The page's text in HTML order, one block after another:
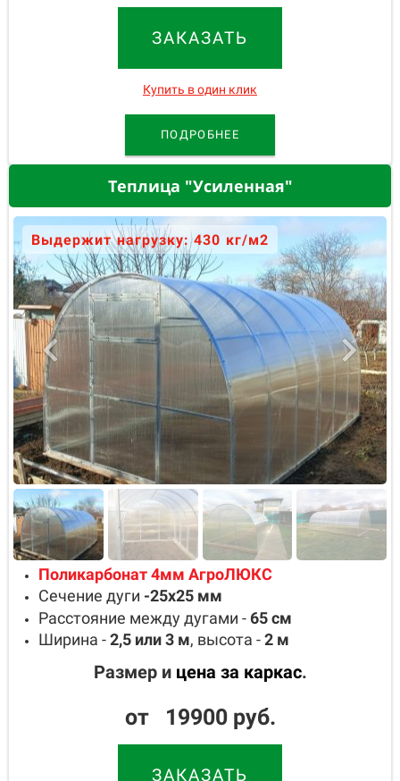
ЗАКАЗАТЬ
Купить в один клик
ПОДРОБНЕЕ
Теплица "Усиленная"
Выдержит нагрузку: 430 кг/м2
Поликарбонат 4мм АгроЛЮКС
Сечение дуги -25х25 мм
Расстояние между дугами -65см
Ширина -2,5 или 3 м, высота -2 м
Размер и цена за каркас.
от 19900 руб.
ЗАКАЗАТЬ